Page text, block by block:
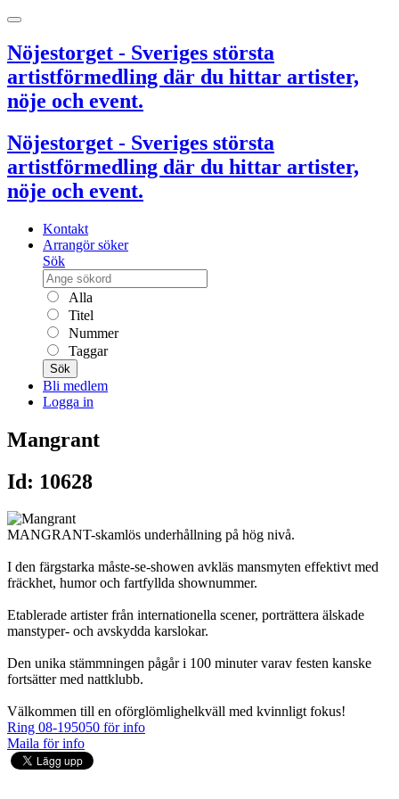
Nöjestorget - Sveriges största
artistförmedling där du hittar artister,
nöje och event.
Nöjestorget - Sveriges största
artistförmedling där du hittar artister,
nöje och event.
Kontakt
Arrangör söker
Sök
Alla
Titel
Nummer
Taggar
Sök
Bli medlem
Logga in
Mangrant
Id: 10628
MANGRANT-skamlös underhållning på hög nivå.
I den färgstarka måste-se-showen avkläs mansmyten effektivt med
fräckhet, humor och fartfyllda shownummer.
Etablerade artister från internationella scener, porträttera älskade
manstyper- och avskydda karslokar.
Den unika stämmningen pågår i 100 minuter varav festen kanske
fortsätter med nattklubb.
Välkommen till en oförglömlighelkväll med kvinnligt fokus!
Ring 08-195050 för info
Maila för info